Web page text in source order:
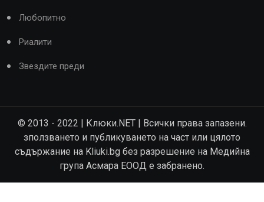
Любопитно
Риалити
Звездите преди
© 2013 - 2022 | Клюки.NET | Всички права запазени.
зползването и публикуването на част или цялото
съдържание на Kliuki.bg без разрешение на Медийна
група Асмара ЕООД е забранено.